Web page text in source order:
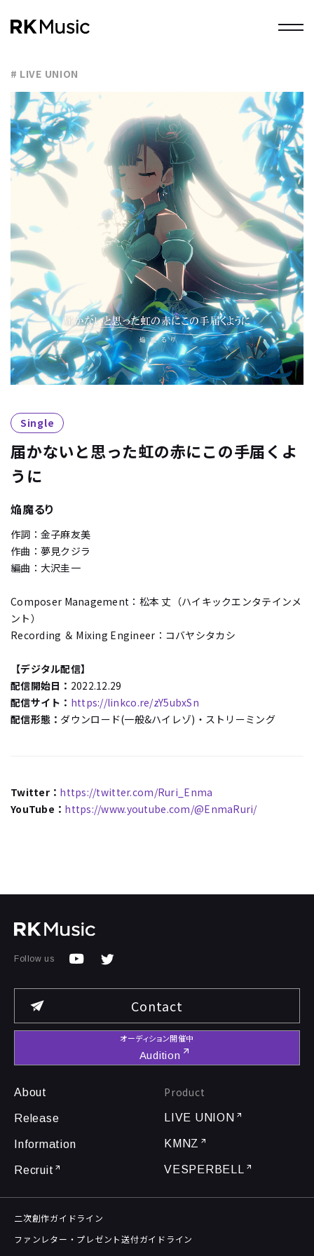
LIVE UNION
Single
届かないと思った虹の赤にこの手届くよ
うに
焔魔るり
作詞：金子麻友美
作曲：夢見クジラ
編曲：大沢圭一
Composer Management：松本 丈（ハイキックエンタテインメ
ント）
Recording ＆ Mixing Engineer：コバヤシタカシ
【デジタル配信】
配信開始日： 2022.12.29
配信サイト： https://linkco.re/zY5ubxSn
配信形態： ダウンロード(一般&ハイレゾ)・ストリーミング
Twitter： https://twitter.com/Ruri_Enma
YouTube： https://www.youtube.com/@EnmaRuri/
Follow us
Contact
オーディション開催中
Audition
About
Release
Information
Recruit
Product
LIVE UNION
KMNZ
VESPERBELL
二次創作ガイドライン
ファンレター・プレゼント送付ガイドライン